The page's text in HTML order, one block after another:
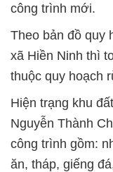
công trình mới.
Theo bản đồ quy
xã Hiền Ninh thì
thuộc quy hoạch
Hiện trạng khu
Nguyễn Thành
công trình gồm:
ăn, tháp, giếng